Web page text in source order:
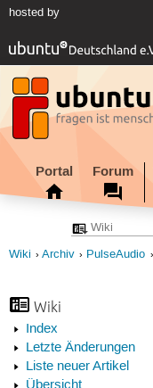
hosted by
Portal Forum
Wiki Archiv PulseAudio
Wiki
Index
Letzte Änderungen
Liste neuer Artikel